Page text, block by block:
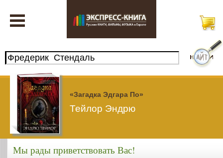
«Загадка Эдгара По»
Тейлор Эндрю
Мы рады приветствовать Вас!